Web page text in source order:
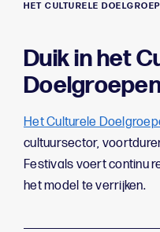
HET CULTURELE
Duik in het
Het Culturele
cultuursector,
Festivals voert continu
het model te verrijken.